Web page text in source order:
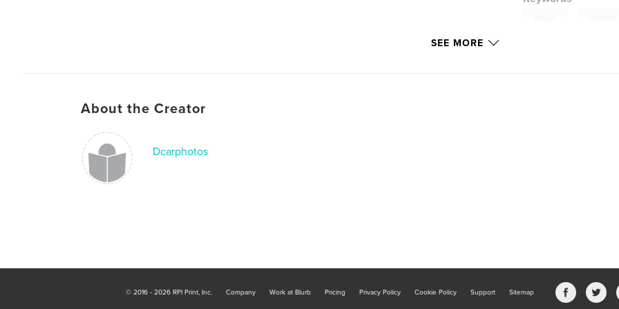
SEE MORE
About the Creator
Dcarphotos
© 2016 - 2026 RPI Print, Inc. Company Work at Blurb Pricing Privacy Policy Cookie Policy Support Sitemap